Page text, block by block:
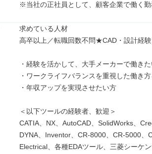
※当社の正社員として、顧客企業で働く勤
求めている人材
高卒以上／転職回数不問★CAD・設計経
・経験を活かして、大手メーカーで働き
・ワークライフバランスを重視した働き
・年収アップを実現させたい方
＜以下ツールの経験者、歓迎＞
CATIA、NX、AutoCAD、SolidWorks、
DYNA、Inventor、CR-8000、CR-5000、
Electrical、各種EDAツール、三菱シーケ